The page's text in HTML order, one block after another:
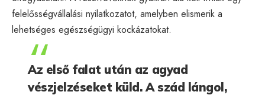
felelősségvállalási nyilatkozatot, amelyben elismerik a
lehetséges egészségügyi kockázatokat.
Az első falat után az agyad
vészjelzéseket küld. A szád lángol,